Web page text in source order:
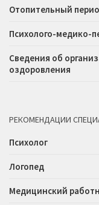
Отопительный
Психолого-медико-
Сведения об
оздоровления
РЕКОМЕНДАЦИИ
Психолог
Логопед
Медицинский